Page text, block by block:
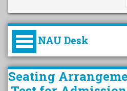
NAU Desk
કુલપતિની પરિવર્તનકારી પહેલનું
વિહંગાવલોકન (ઓક્ટોબર
Seating